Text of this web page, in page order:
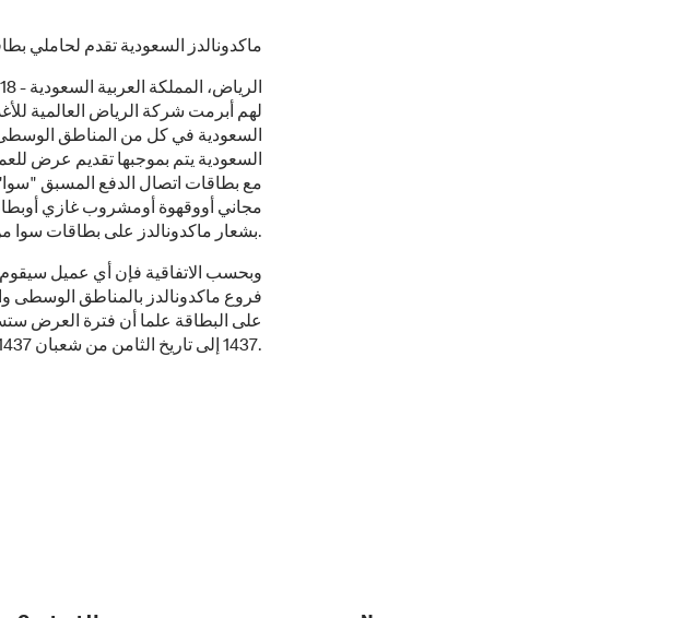
ماكدونالدز السعودية تقدم لحاملي
لهم أبرمت شركة الرياض العالمية
السعودية في كل من المناطق الوسطى
السعودية يتم بموجبها تقديم عرض
مع بطاقات اتصال الدفع المسبق
مجاني أووقهوة أومشروب غازي
بشعار ماكدونالدز على بطاقات سوا من فئه ال 20 و 50 ريال.
وبحسب الاتفاقية فإن أي عميل سيقوم
فروع ماكدونالدز بالمناطق الوسطى
على البطاقة علما أن فترة العرض
1437 إلى تاريخ الثامن من شعبان 1437 الموافق 15 أبريل وحتى 15 مايو القادم.